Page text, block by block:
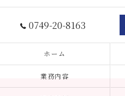
0749-20-8163
ホーム
業務内容